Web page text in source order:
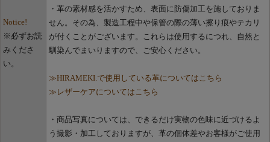
Notice!
※必ずお読
みくださ
い。
・革の素材感を活かすため、表面に防傷加工を施しておりま
せん。その為、製造工程中や保管の際の薄い擦り痕やテカリ
が付くことがございます。これらは使用するにつれ、自然と
馴染んでまいりますので、ご安心ください。
≫HIRAMEKI.で使用している革についてはこちら
≫レザーケアについてはこちら
・商品写真については、できるだけ実物の色味に近づけるよ
う撮影・加工しておりますが、革の個体差やお客様がご使用